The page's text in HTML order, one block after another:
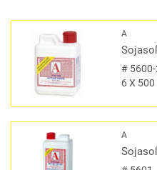
A
#5600-
6 X 500
A